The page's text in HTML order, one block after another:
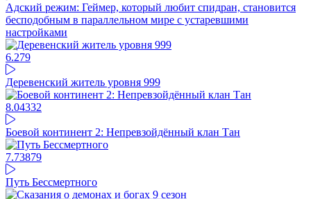
Адский режим: Геймер, который любит спидран, становится
бесподобным в параллельном мире с устаревшими
настройками
6.279
Деревенский житель уровня 999
8.04332
Боевой континент 2: Непревзойдённый клан Тан
7.73879
Путь Бессмертного